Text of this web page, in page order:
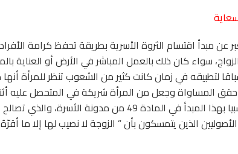
عن مبدأ اقتسام الثروة الأسرية بطريقة تحفظ كرامة
سواء كان ذلك بالعمل المباشر في الأرض أو العناية
لتطبيقه في زمان كانت كثير من الشعوب تنظر للمرأة
المساواة وجعل من المرأة شريكة في المتحصل عليه
المشرع المغربي نسبيا بهذا المبدأ في المادة 49 من
الذين يتمسكون بأن ” الزوجة لا نصيب لها إلا ما